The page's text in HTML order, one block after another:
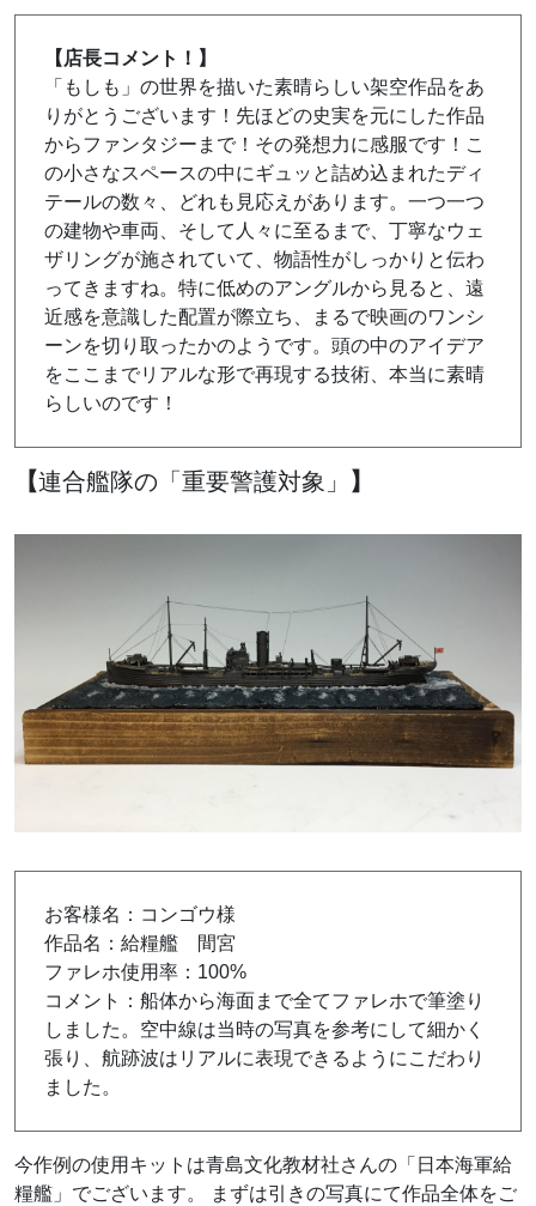
【店長コメント！】
「もしも」の世界を描いた素晴らしい架空作品をあ
りがとうございます！先ほどの史実を元にした作品
からファンタジーまで！その発想力に感服です！こ
の小さなスペースの中にギュッと詰め込まれたディ
テールの数々、どれも見応えがあります。一つ一つ
の建物や車両、そして人々に至るまで、丁寧なウェ
ザリングが施されていて、物語性がしっかりと伝わ
ってきますね。特に低めのアングルから見ると、遠
近感を意識した配置が際立ち、まるで映画のワンシ
ーンを切り取ったかのようです。頭の中のアイデア
をここまでリアルな形で再現する技術、本当に素晴
らしいのです！
【連合艦隊の「重要警護対象」 】
お客様名：コンゴウ様
作品名：給糧艦 間宮
ファレホ使用率：100%
コメント：船体から海面まで全てファレホで筆塗り
しました。空中線は当時の写真を参考にして細かく
張り、航跡波はリアルに表現できるようにこだわり
ました。
今作例の使用キットは青島文化教材社さんの「日本海軍給
糧艦」でございます。 まずは引きの写真にて作品全体をご